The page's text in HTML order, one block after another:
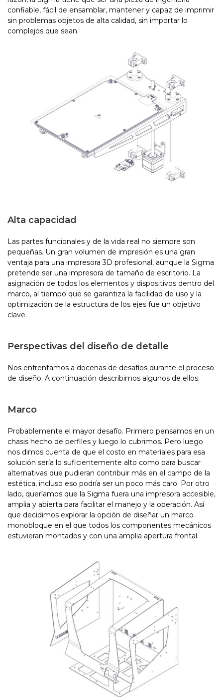
confiable, fácil de ensamblar, mantener y capaz de imprimir
sin problemas objetos de alta calidad, sin importar lo
complejos que sean.
Alta capacidad
Las partes funcionales y de la vida real no siempre son
pequeñas. Un gran volumen de impresión es una gran
ventaja para una impresora 3D profesional, aunque la Sigma
pretende ser una impresora de tamaño de escritorio. La
asignación de todos los elementos y dispositivos dentro del
marco, al tiempo que se garantiza la facilidad de uso y la
optimización de la estructura de los ejes fue un objetivo
clave.
Perspectivas del diseño de detalle
Nos enfrentamos a docenas de desafíos durante el proceso
de diseño. A continuación describimos algunos de ellos:
Marco
Probablemente el mayor desafío. Primero pensamos en un
chasis hecho de perfiles y luego lo cubrimos. Pero luego
nos dimos cuenta de que el costo en materiales para esa
solución sería lo suficientemente alto como para buscar
alternativas que pudieran contribuir más en el campo de la
estética, incluso eso podría ser un poco más caro. Por otro
lado, queríamos que la Sigma fuera una impresora accesible,
amplia y abierta para facilitar el manejo y la operación. Así
que decidimos explorar la opción de diseñar un marco
monobloque en el que todos los componentes mecánicos
estuvieran montados y con una amplia apertura frontal.